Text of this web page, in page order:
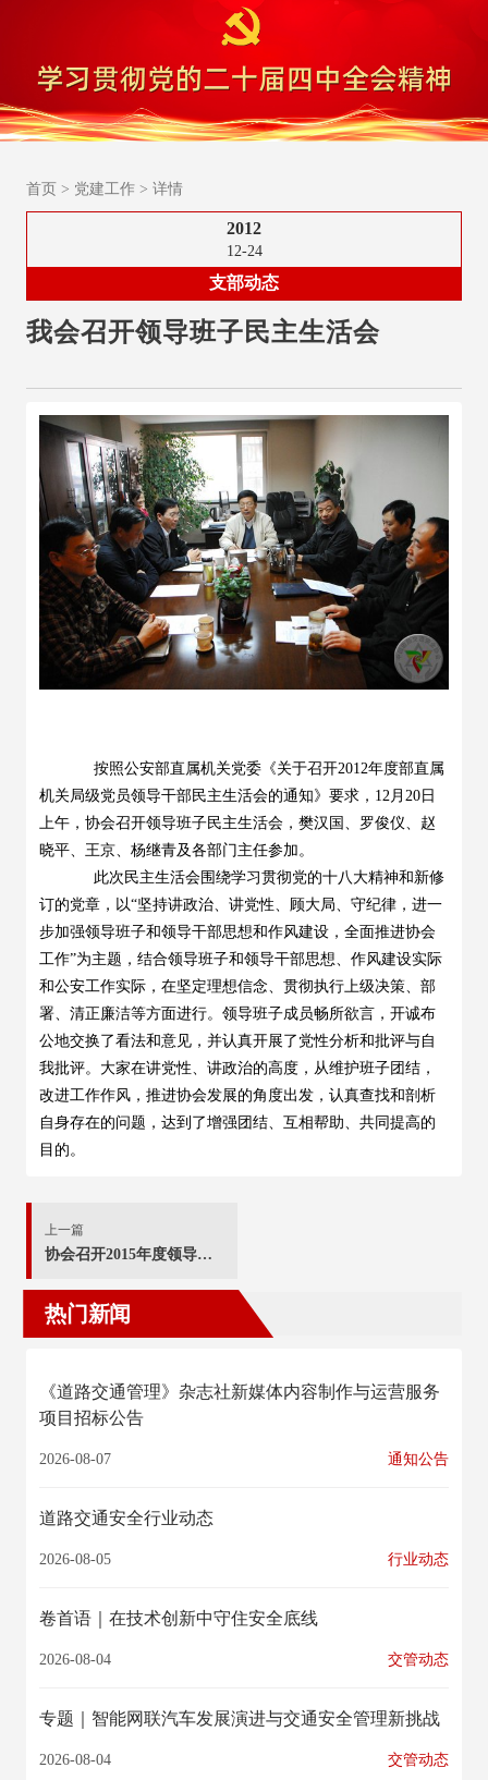
首页 > 党建工作 > 详情
2012
12-24
支部动态
我会召开领导班子民主生活会
按照公安部直属机关党委《关于召开2012年度部直属
机关局级党员领导干部民主生活会的通知》要求，12月20日
上午，协会召开领导班子民主生活会，樊汉国、罗俊仪、赵
晓平、王京、杨继青及各部门主任参加。
此次民主生活会围绕学习贯彻党的十八大精神和新修
订的党章，以“坚持讲政治、讲党性、顾大局、守纪律，进一
步加强领导班子和领导干部思想和作风建设，全面推进协会
工作”为主题，结合领导班子和领导干部思想、作风建设实际
和公安工作实际，在坚定理想信念、贯彻执行上级决策、部
署、清正廉洁等方面进行。领导班子成员畅所欲言，开诚布
公地交换了看法和意见，并认真开展了党性分析和批评与自
我批评。大家在讲党性、讲政治的高度，从维护班子团结，
改进工作作风，推进协会发展的角度出发，认真查找和剖析
自身存在的问题，达到了增强团结、互相帮助、共同提高的
目的。
上一篇
协会召开2015年度领导班子“三严三实”专题民主生活会
热门新闻
《道路交通管理》杂志社新媒体内容制作与运营服务
项目招标公告
2026-08-07 通知公告
道路交通安全行业动态
2026-08-05 行业动态
卷首语｜在技术创新中守住安全底线
2026-08-04 交管动态
专题｜​智能网联汽车发展演进与交通安全管理新挑战
2026-08-04 交管动态